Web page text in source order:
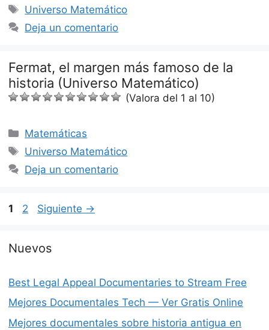
Etiquetas
Universo Matemático
Deja un comentario
Fermat, el margen más famoso de la
historia (Universo Matemático)
(Valora del 1 al 10)
Categorías
Matemáticas
Etiquetas
Universo Matemático
Deja un comentario
Página
1 Página
2 Siguiente →
Nuevos
Best Legal Appeal Documentaries to Stream Free
Mejores Documentales Tech — Ver Gratis Online
Mejores documentales sobre historia antigua en